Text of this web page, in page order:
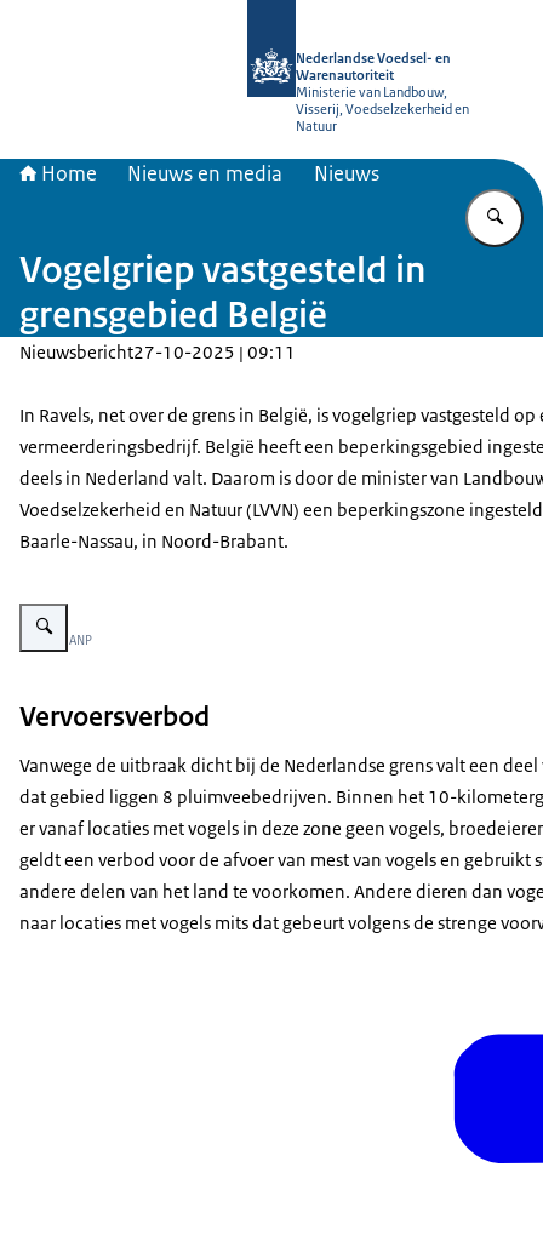
Nederlandse Voedsel- en
Warenautoriteit
Ministerie van Landbouw,
Visserij, Voedselzekerheid en
Natuur
Home Nieuws en media Nieuws
Vogelgriep vastgesteld in
grensgebied België
Nieuwsbericht27-10-2025 | 09:11
In Ravels, net over de grens in België, is vogelgriep vastgesteld op
vermeerderingsbedrijf. België heeft een beperkingsgebied
deels in Nederland valt. Daarom is door de minister van
Voedselzekerheid en Natuur (LVVN) een beperkingszone
Baarle-Nassau, in Noord-Brabant.
Vergroot afbeelding Vleeskuikens
Beeld: © ANP
Vervoersverbod
Vanwege de uitbraak dicht bij de Nederlandse grens valt een
dat gebied liggen 8 pluimveebedrijven. Binnen het 10-
er vanaf locaties met vogels in deze zone geen vogels,
geldt een verbod voor de afvoer van mest van vogels en
andere delen van het land te voorkomen. Andere dieren dan
naar locaties met vogels mits dat gebeurt volgens de strenge